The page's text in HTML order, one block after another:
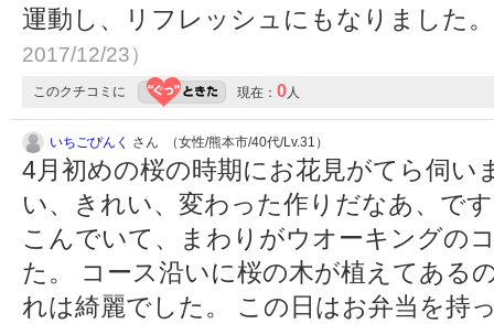
運動し、リフレッシュにもなりました
2017/12/23）
このクチコミに 現在： 0 人
いちごぴんく さん （女性/熊本市/40代/Lv.31）
4月初めの桜の時期にお花見がてら伺い
い、きれい、変わった作りだなあ、で
こんでいて、まわりがウオーキングの
た。 コース沿いに桜の木が植えてある
れは綺麗でした。 この日はお弁当を持